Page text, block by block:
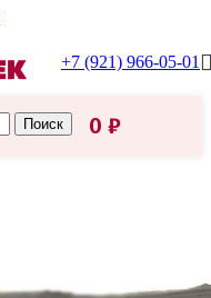
+7 (921) 966-05-01
Поиск 0 ₽